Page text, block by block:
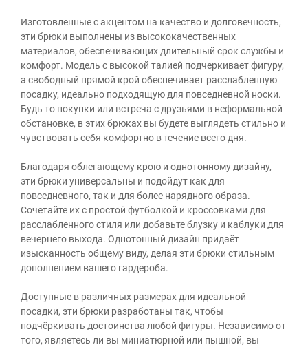
Изготовленные с акцентом на качество и долговечность,
эти брюки выполнены из высококачественных
материалов, обеспечивающих длительный срок службы и
комфорт. Модель с высокой талией подчеркивает фигуру,
а свободный прямой крой обеспечивает расслабленную
посадку, идеально подходящую для повседневной носки.
Будь то покупки или встреча с друзьями в неформальной
обстановке, в этих брюках вы будете выглядеть стильно и
чувствовать себя комфортно в течение всего дня.
Благодаря облегающему крою и однотонному дизайну,
эти брюки универсальны и подойдут как для
повседневного, так и для более нарядного образа.
Сочетайте их с простой футболкой и кроссовками для
расслабленного стиля или добавьте блузку и каблуки для
вечернего выхода. Однотонный дизайн придаёт
изысканность общему виду, делая эти брюки стильным
дополнением вашего гардероба.
Доступные в различных размерах для идеальной
посадки, эти брюки разработаны так, чтобы
подчёркивать достоинства любой фигуры. Независимо от
того, являетесь ли вы миниатюрной или пышной, вы